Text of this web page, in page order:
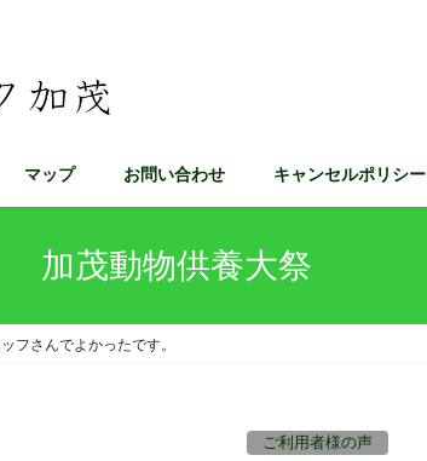
マップ お問い合わせ キャンセルポリシー
加茂動物供養大祭
フさんでよかったです。
ご利用者様の声